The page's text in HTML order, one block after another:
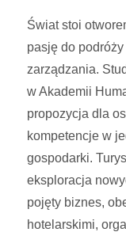
Świat stoi
pasję do
zarządzania.
w Akademii
propozycja dla
kompetencje w
gospodarki.
eksploracja
pojęty biznes,
hotelarskimi,